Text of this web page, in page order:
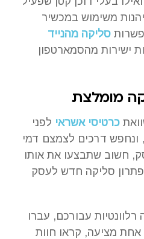
משימוש במכשיר
סליקה מהנייד
ישירות מהסמארטפון
מומלצת
כרטיסי אשראי לפני
דרכים לצמצם דמי
חשוב שתבצעו את אותו
סליקה חדש לעסק
עבורכם, עברו
מציעה, קראו חוות